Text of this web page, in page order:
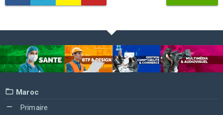
Maroc
Primaire